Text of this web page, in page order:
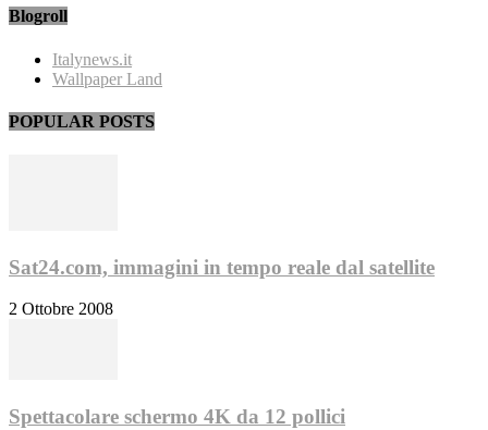
Blogroll
Italynews.it
Wallpaper Land
POPULAR POSTS
Sat24.com, immagini in tempo reale dal satellite
2 Ottobre 2008
Spettacolare schermo 4K da 12 pollici